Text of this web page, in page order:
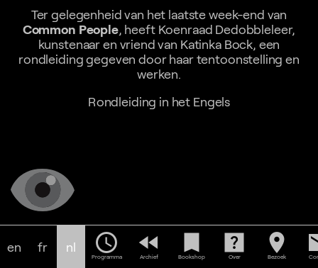
Ter gelegenheid van het laatste week-end van
Common People, heeft Koenraad Dedobbleleer,
kunstenaar en vriend van Katinka Bock, een
rondleiding gegeven door haar tentoonstelling en
werken.
Rondleiding in het Engels
en fr nl schedule
Programma
fast_rewind
Archief
bookmark
Bookshop
help_center
Over
location_on
Bezoek